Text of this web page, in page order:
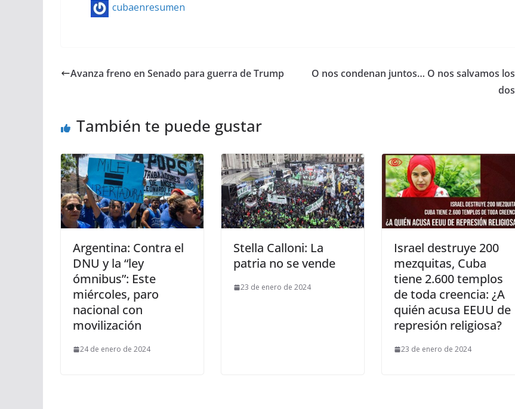
cubaenresumen
Avanza freno en Senado para guerra de Trump
O nos condenan juntos… O nos salvamos los
dos
También te puede gustar
Argentina: Contra el
DNU y la “ley
ómnibus”: Este
miércoles, paro
nacional con
movilización
24 de enero de 2024
Stella Calloni: La
patria no se vende
23 de enero de 2024
Israel destruye 200
mezquitas, Cuba
tiene 2.600 templos
de toda creencia: ¿A
quién acusa EEUU de
represión religiosa?
23 de enero de 2024